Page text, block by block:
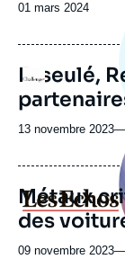
Date
publication
01 mars 2024
Logo
Esseulé,
13 novembre 2023—
Logo
Métaux
des
09 novembre 2023—